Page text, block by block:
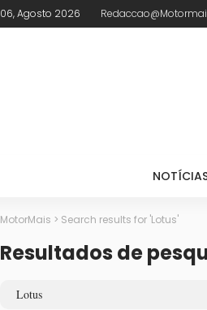
06, Agosto 2026
MotorMais > Search results for 'Lotus'
Resultados de